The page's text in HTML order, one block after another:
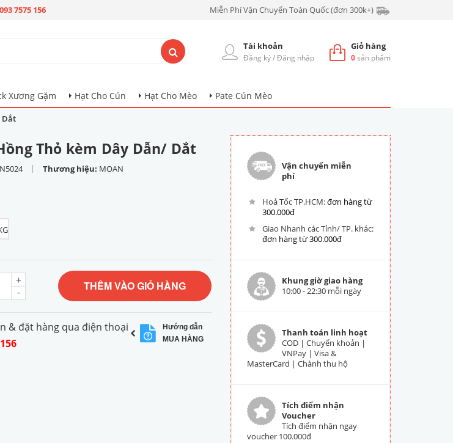
093 7575 156 Miễn Phí Vận Chuyển Toàn Quốc (đơn 300k+)
Giỏ hàng
0sản phẩm
Tài khoản
Đăng ký/Đăng nhập
Xương Gặm Hạt Cho Cún Hạt Cho Mèo Pate Cún Mèo
Dắt
Thỏ kèm Dây Dẫn/ Dắt
| Thương hiệu: MOAN
-
+ THÊM VÀO GIỎ HÀNG
& đặt hàng qua điện thoại
Hướng dẫn
MUA HÀNG
Vận chuyển miễn
phí
Hoả Tốc TP.HCM:đơn hàng từ
300.000đ
Giao Nhanh các Tỉnh/ TP. khác:
đơn hàng từ 300.000đ
Khung giờ giao hàng
10:00 - 22:30 mỗi ngày
Thanh toán linh hoạt
COD | Chuyển khoản |
VNPay | Visa &
MasterCard | Chành thu hộ
Tích điểm nhận
Voucher
Tích điểm nhận ngay
voucher 100.000đ